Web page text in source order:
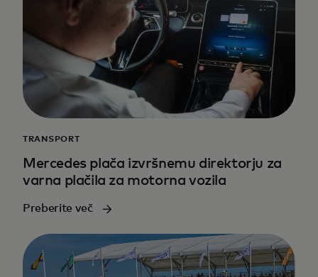
TRANSPORT
Mercedes plača izvršnemu direktorju za
varna plačila za motorna vozila
Preberite več